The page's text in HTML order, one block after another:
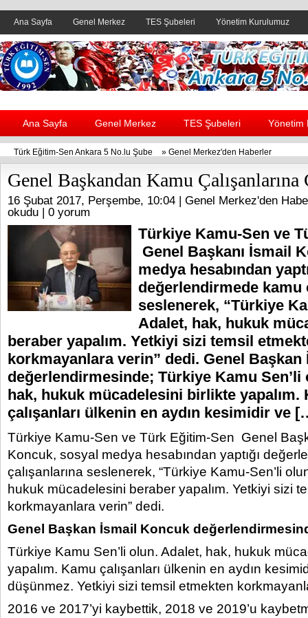
Ana Sayfa Genel Merkez TES Şubeleri Yönetim Kurulumuz
Header yanı reklam alanı
Ana Sayfa Genel Merkez TES Şubeleri Yönetim
Türk Eğitim-Sen Ankara 5 No.lu Şube » Genel Merkez'den Haberler
Genel Başkandan Kamu Çalışanlarına
16 Şubat 2017, Perşembe, 10:04 | Genel Merkez'den
okudu | 0 yorum
Türkiye Kamu-Sen ve
Genel Başkanı İsmail
medya hesabından
değerlendirmede kamu
seslenerek, “Türkiye
Adalet, hak, hukuk
beraber yapalım. Yetkiyi sizi temsil
korkmayanlara verin” dedi. Genel
değerlendirmesinde; Türkiye Kamu Sen’li
hak, hukuk mücadelesini birlikte yapalım.
çalışanları ülkenin en aydın kesimidir ve
Türkiye Kamu-Sen ve Türk Eğitim-Sen Genel
Koncuk, sosyal medya hesabından yaptığı
çalışanlarına seslenerek, “Türkiye Kamu-Sen’li
hukuk mücadelesini beraber yapalım. Yetkiyi sizi
korkmayanlara verin” dedi.
Genel Başkan İsmail Koncuk
Türkiye Kamu Sen’li olun. Adalet, hak, hukuk
yapalım. Kamu çalışanları ülkenin en aydın
düşünmez. Yetkiyi sizi temsil etmekten
2016 ve 2017’yi kaybettik, 2018 ve 2019’u